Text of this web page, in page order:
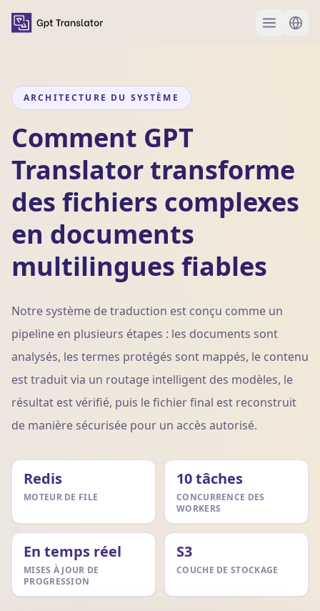
ARCHITECTURE DU SYSTÈME
Comment GPT
Translator transforme
des fichiers complexes
en documents
multilingues fiables
Notre système de traduction est conçu comme un
pipeline en plusieurs étapes : les documents sont
analysés, les termes protégés sont mappés, le contenu
est traduit via un routage intelligent des modèles, le
résultat est vérifié, puis le fichier final est reconstruit
de manière sécurisée pour un accès autorisé.
Redis
MOTEUR DE FILE
10 tâches
CONCURRENCE DES
WORKERS
En temps réel
MISES À JOUR DE
PROGRESSION
S3
COUCHE DE STOCKAGE